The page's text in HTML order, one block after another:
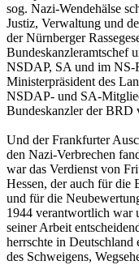
sog. Nazi-Wendehälse
Justiz, Verwaltung und
der Nürnberger
Bundeskanzleramtschef
NSDAP, SA und im NS-
Ministerpräsident des
NSDAP- und SA-
Bundeskanzler der BRD
Und der Frankfurter
den Nazi-Verbrechen
war das Verdienst von
Hessen, der auch für die
und für die
1944 verantwortlich war
seiner Arbeit
herrschte in
des Schweigens,